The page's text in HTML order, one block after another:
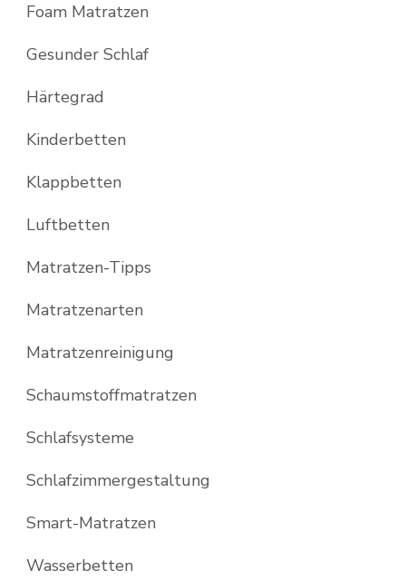
Foam Matratzen
Gesunder Schlaf
Härtegrad
Kinderbetten
Klappbetten
Luftbetten
Matratzen-Tipps
Matratzenarten
Matratzenreinigung
Schaumstoffmatratzen
Schlafsysteme
Schlafzimmergestaltung
Smart-Matratzen
Wasserbetten